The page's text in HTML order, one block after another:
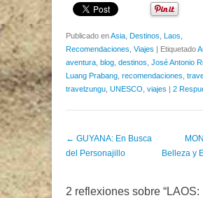
Publicado enAsia Destinos Laos
Recomendaciones Viajes | Etiquetado
aventura blog destinos José Antonio
Luang Prabang recomendaciones
travelzungu UNESCO viajes | 2
Post navigation
← GUYANA: En Busca
del Personajillo
Belleza y
2 reflexiones sobre “LAOS: